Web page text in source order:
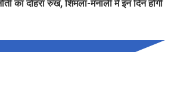
का दोहरा रुख, शिमला-मनाली में इन दिन होगी